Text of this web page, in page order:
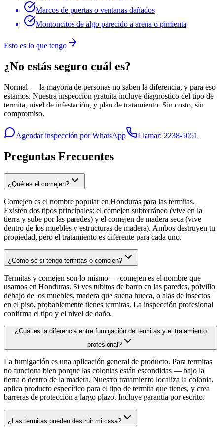
Marcos de puertas o ventanas dañados
Montoncitos de algo parecido a arena o pimienta
Esto es lo que tengo
¿No estás seguro cuál es?
Normal — la mayoría de personas no saben la diferencia, y para eso
estamos. Nuestra inspección gratuita incluye diagnóstico del tipo de
termita, nivel de infestación, y plan de tratamiento. Sin costo, sin
compromiso.
Agendar inspección por WhatsApp Llamar: 2238-5051
Preguntas Frecuentes
¿Qué es el comejen?
Comejen es el nombre popular en Honduras para las termitas.
Existen dos tipos principales: el comejen subterráneo (vive en la
tierra y sube por las paredes) y el comejen de madera seca (vive
dentro de los muebles y estructuras de madera). Ambos destruyen tu
propiedad, pero el tratamiento es diferente para cada uno.
¿Cómo sé si tengo termitas o comejen?
Termitas y comejen son lo mismo — comejen es el nombre que
usamos en Honduras. Si ves tubitos de barro en las paredes, polvillo
debajo de los muebles, madera que suena hueca, o alas de insectos
en el piso, probablemente tienes termitas. La inspección profesional
confirma el tipo y el nivel de daño.
¿Cuál es la diferencia entre fumigación de termitas y el tratamiento
profesional?
La fumigación es una aplicación general de producto. Para termitas
no funciona bien porque las colonias están escondidas — bajo la
tierra o dentro de la madera. Nuestro tratamiento localiza la colonia,
aplica producto específico para el tipo de termita que tienes, y crea
barreras de protección a largo plazo. Incluye garantía por escrito.
¿Las termitas pueden destruir mi casa?